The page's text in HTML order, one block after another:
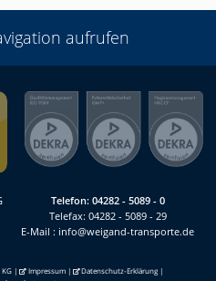
aufrufen
Telefon: 04282 - 5089 - 0
Telefax: 04282 - 5089 - 29
E-Mail : info@weigand-transporte.de
| Impressum| Datenschutz-Erklärung |